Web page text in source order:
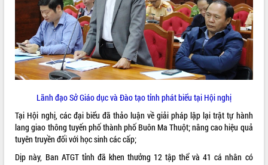
Hội thảo góp ý hồ sơ điều chỉnh quy
hoạch tỉnh Đắk Lắk thời kỳ 2021-2030,
tầm nhìn đến năm 2050
Nâng cao hiệu quả hoạt động của các
doanh nghiệp nhà nước
Hội nghị triển khai kết nối mạng
quan Đảng, Nhà nước
Lễ phát động chuỗi hoạt động chung
tay làm sạch môi trường
Xã Ea Kar bước chuyển mình trong
mới
Lãnh đạo Sở Giáo dục và Đào tạo tỉnh phát biểu tại Hội nghị
Tại Hội nghị, các đại biểu đã thảo luận về giải pháp lập lại trật tự hành
lang giao thông tuyến phố thành phố Buôn Ma Thuột; nâng cao hiệu quả
tuyên truyền đối với học sinh các cấp;
Dịp này, Ban ATGT tỉnh đã khen thưởng 12 tập thể và 41 cá nhân có